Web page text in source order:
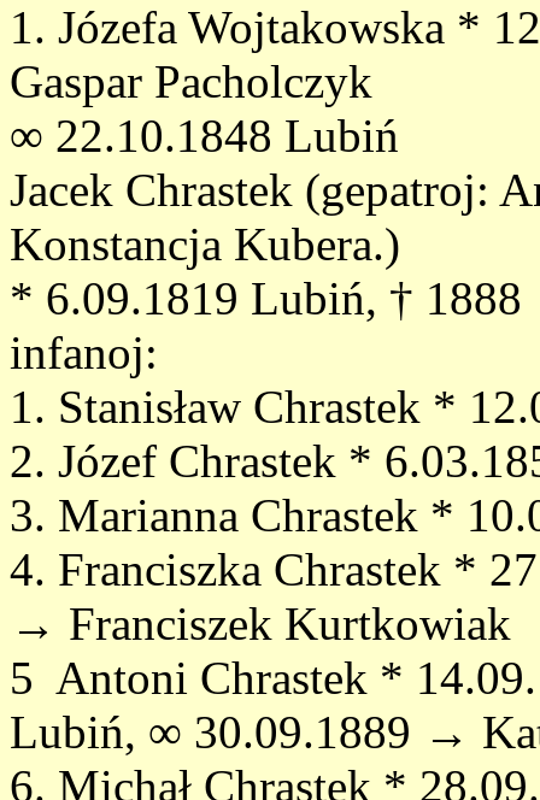
1. Józefa Wojtakowska *
Gaspar Pacholczyk
∞ 22.10.1848 Lubiń
Jacek Chrastek (gepatroj:
Konstancja Kubera.)
* 6.09.1819 Lubiń, † 1888
infanoj:
1. Stanisław Chrastek *
2. Józef Chrastek *
3. Marianna Chrastek *
4. Franciszka Chrastek *
→ Franciszek Kurtkowiak
5 Antoni Chrastek *
Lubiń, ∞ 30.09.1889 →
6. Michał Chrastek *